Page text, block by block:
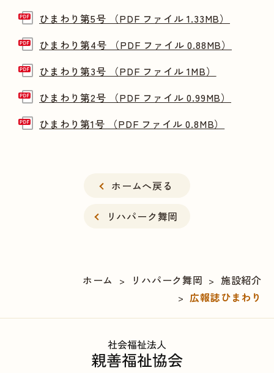
ひまわり第5号 （PDF ファイル 1.33MB）
ひまわり第4号 （PDF ファイル 0.88MB）
ひまわり第3号 （PDF ファイル 1MB）
ひまわり第2号 （PDF ファイル 0.99MB）
ひまわり第1号 （PDF ファイル 0.8MB）
リハパーク舞岡
ホームへ戻る
ホーム > リハパーク舞岡 > 施設紹介
> 広報誌ひまわり